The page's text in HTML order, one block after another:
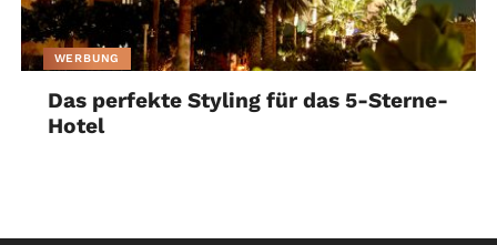
WERBUNG
Das perfekte Styling für das 5-Sterne-
Hotel